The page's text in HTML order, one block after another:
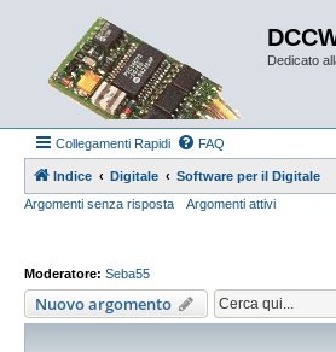
Dedicato
Collegamenti Rapidi FAQ
Indice Digitale
Software per il Digitale
Argomenti senza risposta
Argomenti attivi
Moderatore: Seba55
Nuovo argomento